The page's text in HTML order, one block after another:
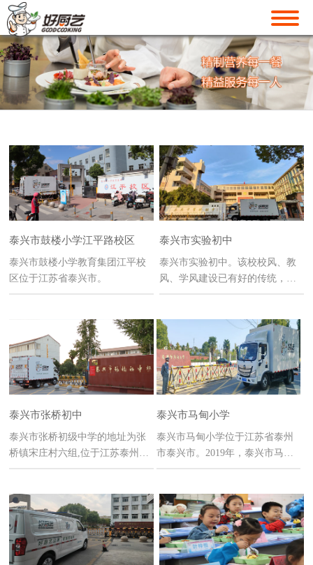
泰兴市鼓楼小学江平路校区
泰兴市鼓楼小学教育集团江平校
区位于江苏省泰兴市。
泰兴市实验初中
泰兴市实验初中。该校校风、教
风、学风建设已有好的传统，已
已有394名学生在省、国家级各竞
赛中获奖。
泰兴市张桥初中
泰兴市张桥初级中学的地址为张
桥镇宋庄村六组,位于江苏泰州泰
泰兴市马甸小学
泰兴市马甸小学位于江苏省泰州
市泰兴市。2019年，泰兴市马甸